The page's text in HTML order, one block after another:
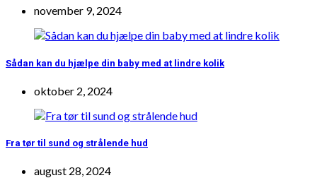
november 9, 2024
Sådan kan du hjælpe din baby med at lindre kolik
oktober 2, 2024
Fra tør til sund og strålende hud
august 28, 2024